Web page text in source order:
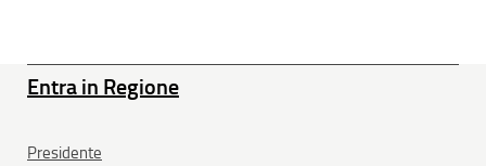
Entra in Regione
Presidente